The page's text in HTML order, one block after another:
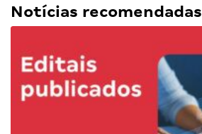
Notícias recomendadas